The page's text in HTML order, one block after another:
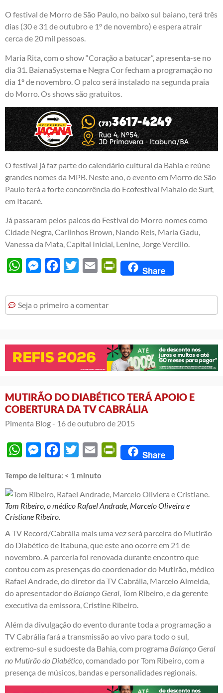
O festival de Morro de São Paulo, no baixo sul baiano, terá três
dias (30 e 31 de outubro e 1º de novembro) e espera atrair
cerca de 20 mil pessoas.
Maria Rita, com o show “Coração a batucar”, apresenta-se no
dia 31. BaianaSystema e Negra Cor fecham a programação no
dia 1º de novembro. O palco será instalado na segunda praia
do Morro. Os shows são gratuitos.
O festival já faz parte do calendário cultural da Bahia e reúne
grandes nomes da MPB. Neste ano, o evento em Morro de São
Paulo terá a forte concorrência do Ecofestival Mahalo de Surf,
em Itacaré.
Já passaram pelos palcos do Festival do Morro nomes como
Cidade Negra, Carlinhos Brown, Nando Reis, Maria Gadu,
Vanessa da Mata, Capital Inicial, Lenine, Jorge Vercillo.
WhatsAppMessengerFacebook
Twitter Email PrintFriendly
Share
Seja o primeiro a comentar
MUTIRÃO DO DIABÉTICO TERÁ APOIO E
COBERTURA DA TV CABRÁLIA
Pimenta Blog - 16 de outubro de 2015
WhatsAppMessengerFacebook
Twitter Email PrintFriendly
Share
Tempo de leitura: < 1 minuto
Tom Ribeiro, o médico Rafael Andrade, Marcelo Oliveira e
Cristiane Ribeiro.
A TV Record/Cabrália mais uma vez será parceira do Mutirão
do Diabético de Itabuna, que este ano ocorre em 21 de
novembro. A parceria foi renovada durante encontro que
contou com as presenças do coordenador do Mutirão, médico
Rafael Andrade, do diretor da TV Cabrália, Marcelo Almeida,
do apresentador do Balanço Geral, Tom Ribeiro, e da gerente
executiva da emissora, Cristine Ribeiro.
Além da divulgação do evento durante toda a programação a
TV Cabrália fará a transmissão ao vivo para todo o sul,
extremo-sul e sudoeste da Bahia, com programa Balanço Geral
no Mutirão do Diabético , comandado por Tom Ribeiro, com a
presença de músicos, bandas e personalidades regionais.